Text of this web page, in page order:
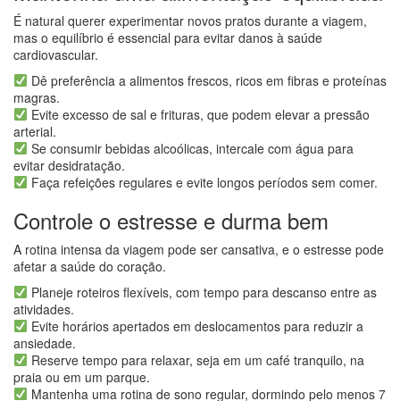
É natural querer experimentar novos pratos durante a viagem,
mas o equilíbrio é essencial para evitar danos à saúde
cardiovascular.
Dê preferência a alimentos frescos, ricos em fibras e proteínas
magras.
Evite excesso de sal e frituras, que podem elevar a pressão
arterial.
Se consumir bebidas alcoólicas, intercale com água para
evitar desidratação.
Faça refeições regulares e evite longos períodos sem comer.
Controle o estresse e durma bem
A rotina intensa da viagem pode ser cansativa, e o estresse pode
afetar a saúde do coração.
Planeje roteiros flexíveis, com tempo para descanso entre as
atividades.
Evite horários apertados em deslocamentos para reduzir a
ansiedade.
Reserve tempo para relaxar, seja em um café tranquilo, na
praia ou em um parque.
Mantenha uma rotina de sono regular, dormindo pelo menos 7